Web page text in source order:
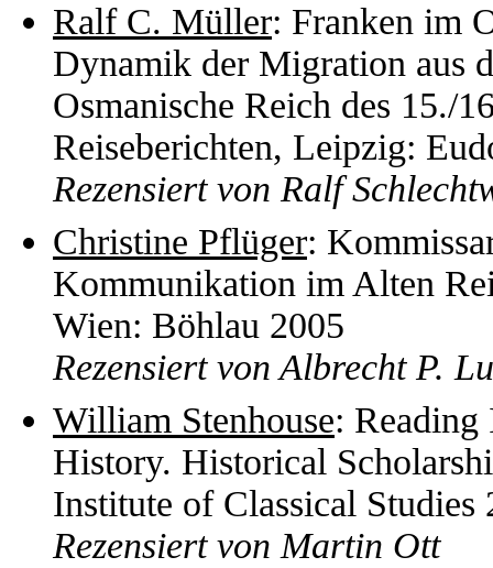
Ralf C. Müller: Franken im
Dynamik der Migration aus
Osmanische Reich des 15./
Reiseberichten, Leipzig:
Rezensiert von Ralf
Christine Pflüger:
Kommunikation im Alten
Wien: Böhlau 2005
Rezensiert von Albrecht P.
William Stenhouse:
History. Historical
Institute of Classical Studies
Rezensiert von Martin Ott